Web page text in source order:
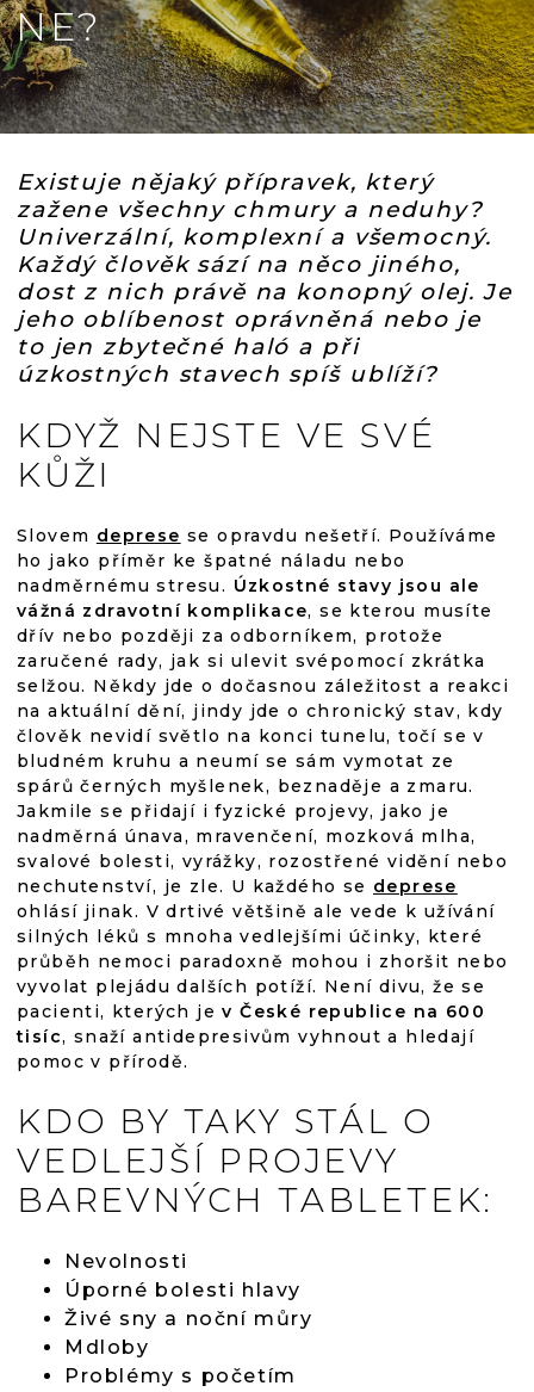
NE?
Existuje nějaký přípravek, který
zažene všechny chmury a neduhy?
Univerzální, komplexní a všemocný.
Každý člověk sází na něco jiného,
dost z nich právě na konopný olej. Je
jeho oblíbenost oprávněná nebo je
to jen zbytečné haló a při
úzkostných stavech spíš ublíží?
KDYŽ NEJSTE VE SVÉ
KŮŽI
Slovem deprese se opravdu nešetří. Používáme
ho jako příměr ke špatné náladu nebo
nadměrnému stresu. Úzkostné stavy jsou ale
vážná zdravotní komplikace, se kterou musíte
dřív nebo později za odborníkem, protože
zaručené rady, jak si ulevit svépomocí zkrátka
selžou. Někdy jde o dočasnou záležitost a reakci
na aktuální dění, jindy jde o chronický stav, kdy
člověk nevidí světlo na konci tunelu, točí se v
bludném kruhu a neumí se sám vymotat ze
spárů černých myšlenek, beznaděje a zmaru.
Jakmile se přidají i fyzické projevy, jako je
nadměrná únava, mravenčení, mozková mlha,
svalové bolesti, vyrážky, rozostřené vidění nebo
nechutenství, je zle. U každého se deprese
ohlásí jinak. V drtivé většině ale vede k užívání
silných léků s mnoha vedlejšími účinky, které
průběh nemoci paradoxně mohou i zhoršit nebo
vyvolat plejádu dalších potíží. Není divu, že se
pacienti, kterých jev České republice na 600
tisíc, snaží antidepresivům vyhnout a hledají
pomoc v přírodě.
KDO BY TAKY STÁL O
VEDLEJŠÍ PROJEVY
BAREVNÝCH TABLETEK:
Nevolnosti
Úporné bolesti hlavy
Živé sny a noční můry
Mdloby
Problémy s početím